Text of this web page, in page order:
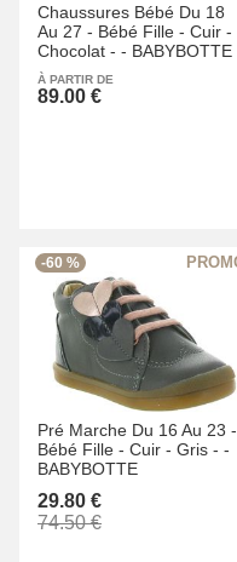
Chaussures Bébé Du 18
Au 27 - Bébé Fille - Cuir -
Chocolat - - BABYBOTTE
À PARTIR DE
89.00 €
-60 %
Pré Marche Du 16 Au 23 -
Bébé Fille - Cuir - Gris - -
BABYBOTTE
29.80 €
74.50 €